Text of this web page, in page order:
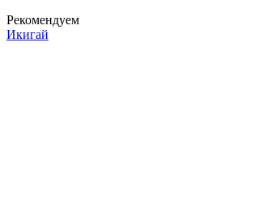
Рекомендуем
Икигай